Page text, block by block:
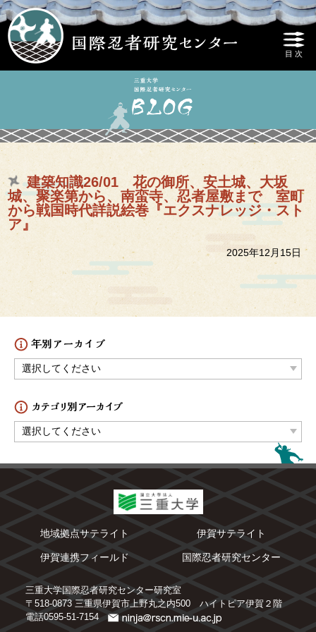
建築知識26/01 花の御所、安土城、大坂
城、聚楽第から、南蛮寺、忍者屋敷まで 室町
から戦国時代詳説絵巻『エクスナレッジ・スト
ア』
2025年12月15日
地域拠点サテライト 伊賀サテライト
伊賀連携フィールド 国際忍者研究センター
三重大学国際忍者研究センター研究室
〒518-0873 三重県伊賀市上野丸之内500 ハイトピア伊賀２階
電話0595-51-7154